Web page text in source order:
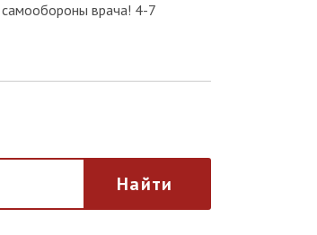
врача! 4-7
Найти